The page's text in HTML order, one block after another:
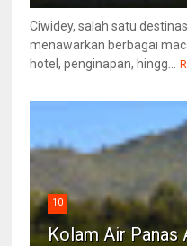
Ciwidey, salah satu
menawarkan berbagai
hotel, penginapan, hingg...
10
Kolam Air Panas